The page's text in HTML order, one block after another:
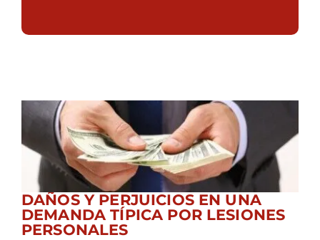
DAÑOS Y PERJUICIOS EN UNA
DEMANDA TÍPICA POR LESIONES
PERSONALES